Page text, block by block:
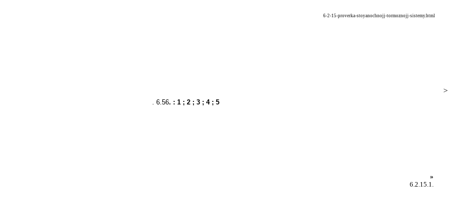
6-2-15-proverka-stoyanochnojj-tormoznojj-sistemy.html
. 6.56. : 1 ; 2 ; 3 ; 4 ; 5
»
6.2.15.1.
>